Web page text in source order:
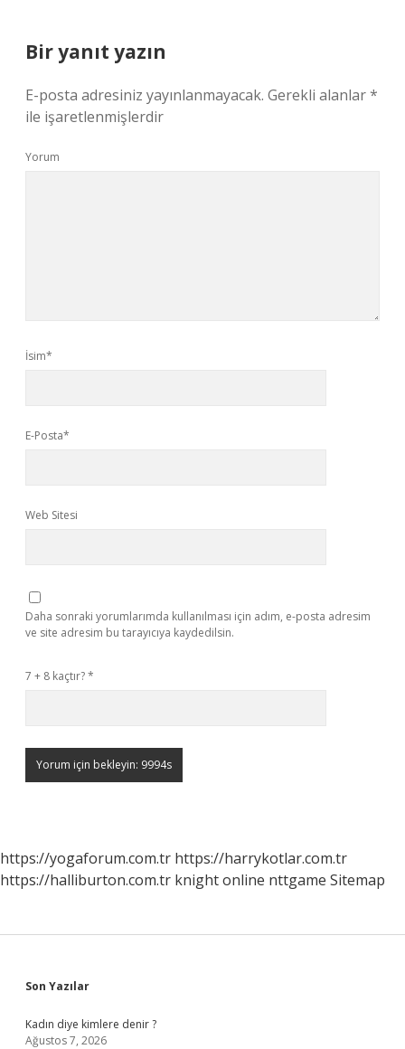
Bir yanıt yazın
E-posta adresiniz yayınlanmayacak. Gerekli alanlar*
ile işaretlenmişlerdir
Yorum
İsim*
E-Posta*
Web Sitesi
Daha sonraki yorumlarımda kullanılması için adım, e-posta adresim
ve site adresim bu tarayıcıya kaydedilsin.
7 + 8 kaçtır?*
https://yogaforum.com.tr https://harrykotlar.com.tr
https://halliburton.com.tr knight online nttgame Sitemap
Sidebar
Son Yazılar
Kadın diye kimlere denir ?
Ağustos 7, 2026